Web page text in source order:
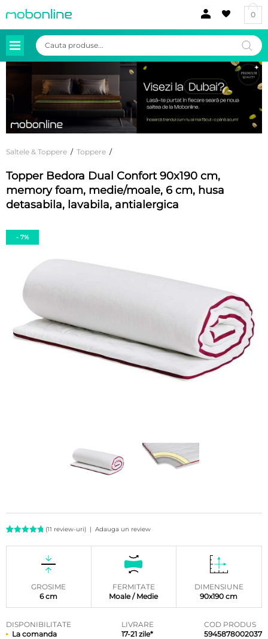
0
Products
search
Saltele & Toppere / Toppere /
Topper Bedora Dual Confort 90x190 cm,
memory foam, medie/moale, 6 cm, husa
detasabila, lavabila, antialergica
- 7%
(11 review-uri) | Adauga un review
GROSIME
6 cm
FERMITATE
Moale / Medie
DIMENSIUNE
90x190 cm
DISPONIBILITATE
La comanda
LIVRARE
17-21 zile*
COD PRODUS
5945878002037